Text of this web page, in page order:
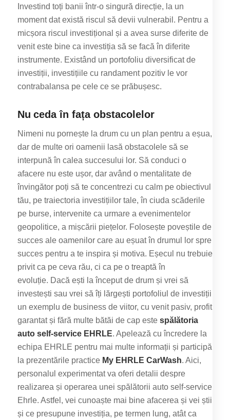
Investind toți banii într-o singură direcție, la un
moment dat există riscul să devii vulnerabil. Pentru a
micșora riscul investițional și a avea surse diferite de
venit este bine ca investiția să se facă în diferite
instrumente. Existând un portofoliu diversificat de
investiții, investițiile cu randament pozitiv le vor
contrabalansa pe cele ce se prăbușesc.
Nu ceda în fața obstacolelor
Nimeni nu pornește la drum cu un plan pentru a eșua,
dar de multe ori oamenii lasă obstacolele să se
interpună în calea succesului lor. Să conduci o
afacere nu este ușor, dar având o mentalitate de
învingător poți să te concentrezi cu calm pe obiectivul
tău, pe traiectoria investițiilor tale, în ciuda scăderile
pe burse, intervenite ca urmare a evenimentelor
geopolitice, a mișcării piețelor. Folosește poveștile de
succes ale oamenilor care au eșuat în drumul lor spre
succes pentru a te inspira și motiva. Eșecul nu trebuie
privit ca pe ceva rău, ci ca pe o treaptă în
evoluție. Dacă ești la început de drum și vrei să
investești sau vrei să îți lărgești portofoliul de investiții
un exemplu de business de viitor, cu venit pasiv, profit
garantat și fără multe bătăi de cap este spălătoria
auto self-service EHRLE. Apelează cu încredere la
echipa EHRLE pentru mai multe informații și participă
la prezentările practice My EHRLE CarWash. Aici,
personalul experimentat va oferi detalii despre
realizarea și operarea unei spălătorii auto self-service
Ehrle. Astfel, vei cunoaște mai bine afacerea și vei știi
și ce presupune investiția, pe termen lung, atât ca